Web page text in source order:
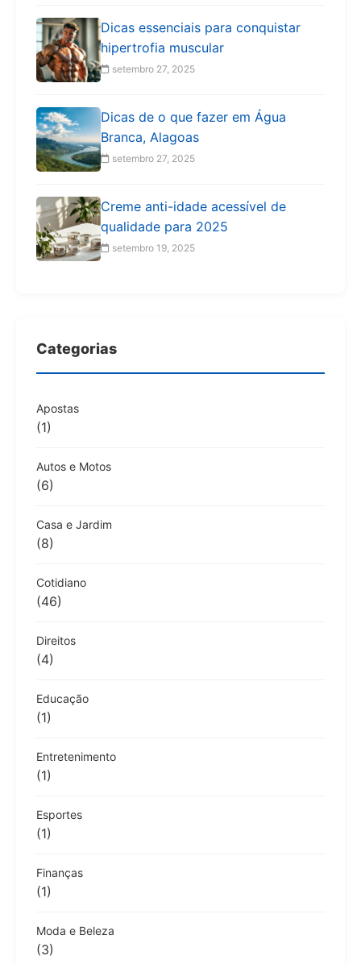
Dicas essenciais para conquistar
hipertrofia muscular
setembro 27, 2025
Dicas de o que fazer em Água
Branca, Alagoas
setembro 27, 2025
Creme anti-idade acessível de
qualidade para 2025
setembro 19, 2025
Categorias
Apostas
(1)
Autos e Motos
(6)
Casa e Jardim
(8)
Cotidiano
(46)
Direitos
(4)
Educação
(1)
Entretenimento
(1)
Esportes
(1)
Finanças
(1)
Moda e Beleza
(3)